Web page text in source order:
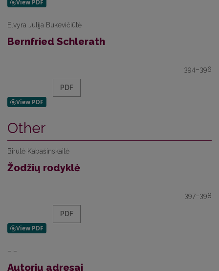
Elvyra Julija Bukevičiūtė
Bernfried Schlerath
394–396
PDF
Other
Birutė Kabašinskaitė
Žodžių rodyklė
397–398
PDF
– –
Autorių adresai